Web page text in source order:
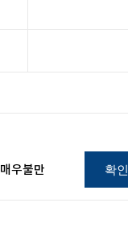
매우불만 확인